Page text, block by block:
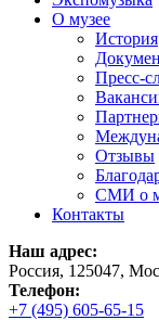
О музее
История
Пресс-
Отзывы
СМИ о
Контакты
Наш адрес:
Россия, 125047,
Телефон:
+7 (495) 605-65-15